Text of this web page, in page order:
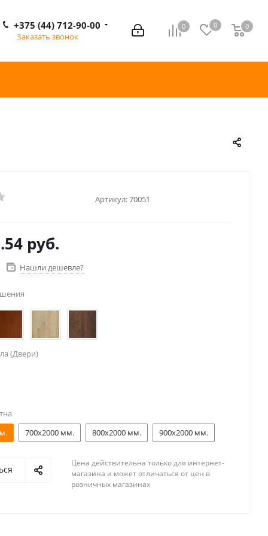
0 0 0
0
+375 (44) 712-90-00
Заказать звонок
Артикул:70051
руб.
Нашли дешевле?
(Двери)
700x2000 мм. 800x2000 мм. 900x2000 мм.
Цена действительна только для интернет-
магазина и может отличаться от цен в
розничных магазинах